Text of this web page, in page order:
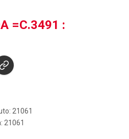
=C.3491 :
21061
21061